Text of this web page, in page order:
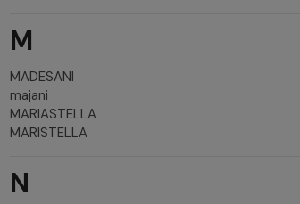
M
MADESANI
majani
MARIASTELLA
MARISTELLA
N